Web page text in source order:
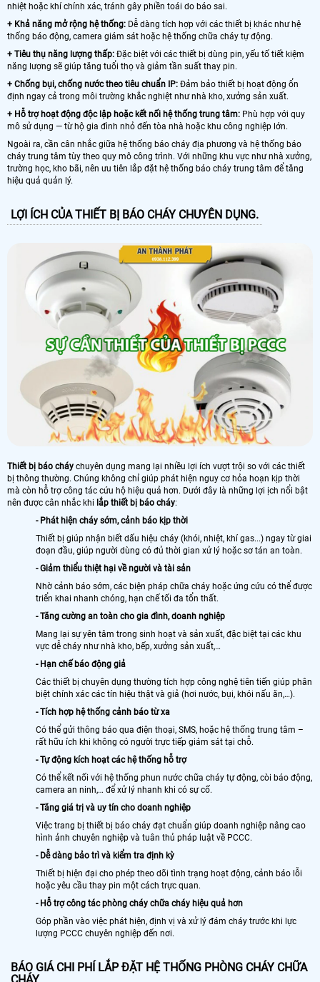
nhiệt hoặc khí chính xác, tránh gây phiền toái do báo sai.
+ Khả năng mở rộng hệ thống: Dễ dàng tích hợp với các thiết bị khác như hệ
thống báo động, camera giám sát hoặc hệ thống chữa cháy tự động.
+ Tiêu thụ năng lượng thấp: Đặc biệt với các thiết bị dùng pin, yếu tố tiết kiệm
năng lượng sẽ giúp tăng tuổi thọ và giảm tần suất thay pin.
+ Chống bụi, chống nước theo tiêu chuẩn IP: Đảm bảo thiết bị hoạt động ổn
định ngay cả trong môi trường khắc nghiệt như nhà kho, xưởng sản xuất.
+ Hỗ trợ hoạt động độc lập hoặc kết nối hệ thống trung tâm: Phù hợp với quy
mô sử dụng — từ hộ gia đình nhỏ đến tòa nhà hoặc khu công nghiệp lớn.
Ngoài ra, cần cân nhắc giữa hệ thống báo cháy địa phương và hệ thống báo
cháy trung tâm tùy theo quy mô công trình. Với những khu vực như nhà xưởng,
trường học, kho bãi, nên ưu tiên lắp đặt hệ thống báo cháy trung tâm để tăng
hiệu quả quản lý.
LỢI ÍCH CỦA THIẾT BỊ BÁO CHÁY CHUYÊN DỤNG.
Thiết bị báo cháy chuyên dụng mang lại nhiều lợi ích vượt trội so với các thiết
bị thông thường. Chúng không chỉ giúp phát hiện nguy cơ hỏa hoạn kịp thời
mà còn hỗ trợ công tác cứu hộ hiệu quả hơn. Dưới đây là những lợi ịch nổi bật
nên được cân nhắc khi lắp thiết bị báo cháy:
- Phát hiện cháy sớm, cảnh báo kịp thời
Thiết bị giúp nhận biết dấu hiệu cháy (khói, nhiệt, khí gas...) ngay từ giai
đoạn đầu, giúp người dùng có đủ thời gian xử lý hoặc sơ tán an toàn.
- Giảm thiểu thiệt hại về người và tài sản
Nhờ cảnh báo sớm, các biện pháp chữa cháy hoặc ứng cứu có thể được
triển khai nhanh chóng, hạn chế tối đa tổn thất.
- Tăng cường an toàn cho gia đình, doanh nghiệp
Mang lại sự yên tâm trong sinh hoạt và sản xuất, đặc biệt tại các khu
vực dễ cháy như nhà kho, bếp, xưởng sản xuất,…
- Hạn chế báo động giả
Các thiết bị chuyên dụng thường tích hợp công nghệ tiên tiến giúp phân
biệt chính xác các tín hiệu thật và giả (hơi nước, bụi, khói nấu ăn,…).
- Tích hợp hệ thống cảnh báo từ xa
Có thể gửi thông báo qua điện thoại, SMS, hoặc hệ thống trung tâm –
rất hữu ích khi không có người trực tiếp giám sát tại chỗ.
- Tự động kích hoạt các hệ thống hỗ trợ
Có thể kết nối với hệ thống phun nước chữa cháy tự động, còi báo động,
camera an ninh,… để xử lý nhanh khi có sự cố.
- Tăng giá trị và uy tín cho doanh nghiệp
Việc trang bị thiết bị báo cháy đạt chuẩn giúp doanh nghiệp nâng cao
hình ảnh chuyên nghiệp và tuân thủ pháp luật về PCCC.
- Dễ dàng bảo trì và kiểm tra định kỳ
Thiết bị hiện đại cho phép theo dõi tình trạng hoạt động, cảnh báo lỗi
hoặc yêu cầu thay pin một cách trực quan.
- Hỗ trợ công tác phòng cháy chữa cháy hiệu quả hơn
Góp phần vào việc phát hiện, định vị và xử lý đám cháy trước khi lực
lượng PCCC chuyên nghiệp đến nơi.
BÁO GIÁ CHI PHÍ LẮP ĐẶT HỆ THỐNG PHÒNG CHÁY CHỮA